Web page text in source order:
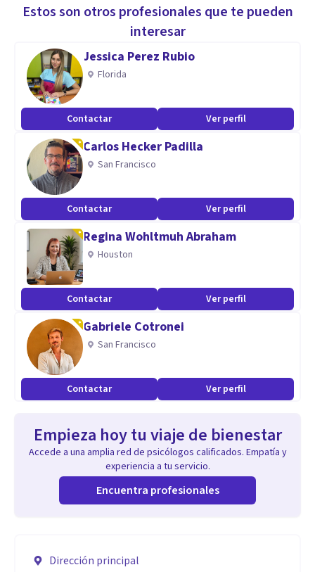
Estos son otros profesionales que te pueden
interesar
Jessica Perez Rubio
Florida
Contactar Ver perfil
Carlos Hecker Padilla
San Francisco
Contactar Ver perfil
Regina Wohltmuh Abraham
Houston
Contactar Ver perfil
Gabriele Cotronei
San Francisco
Contactar Ver perfil
Empieza hoy tu viaje de bienestar
Accede a una amplia red de psicólogos calificados. Empatía y
experiencia a tu servicio.
Encuentra profesionales
Dirección principal